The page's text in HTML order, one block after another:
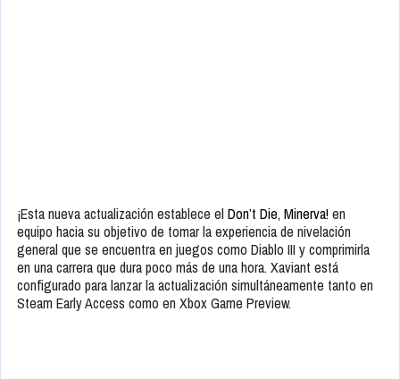
¡Esta nueva actualización establece el Don’t Die, Minerva!en
equipo hacia su objetivo de tomar la experiencia de nivelación
general que se encuentra en juegos como Diablo III y comprimirla
en una carrera que dura poco más de una hora. Xaviant está
configurado para lanzar la actualización simultáneamente tanto en
Steam Early Access como en Xbox Game Preview.